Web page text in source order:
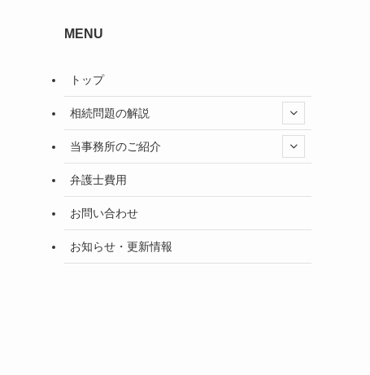
MENU
トップ
相続問題の解説
当事務所のご紹介
弁護士費用
お問い合わせ
お知らせ・更新情報